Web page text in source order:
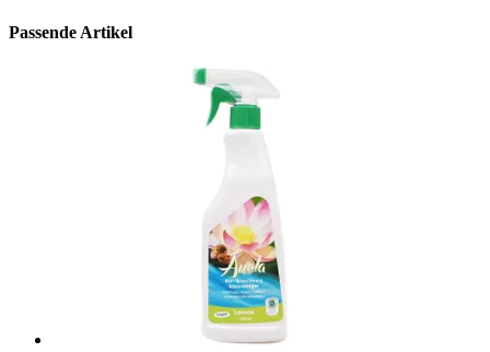
Passende Artikel